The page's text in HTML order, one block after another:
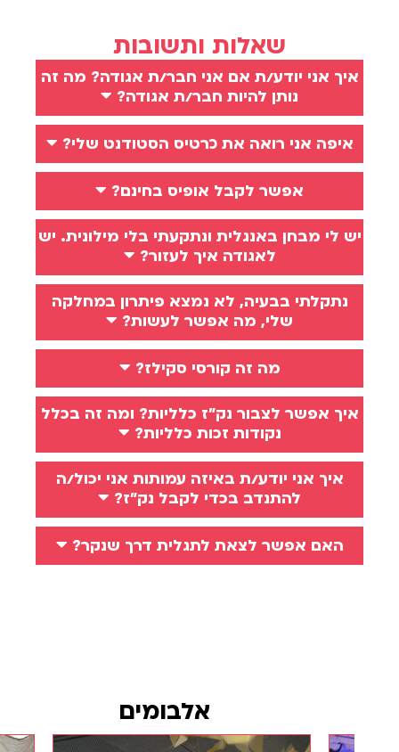
שאלות ותשובות
איך אני יודע/ת אם אני חבר/ת אגודה? מה זה
נותן להיות חבר/ת אגודה?
איפה אני רואה את כרטיס הסטודנט שלי?
אפשר לקבל אופיס בחינם?
יש לי מבחן באנגלית ונתקעתי בלי מילונית. יש
לאגודה איך לעזור?
נתקלתי בבעיה, לא נמצא פיתרון במחלקה
שלי, מה אפשר לעשות?
מה זה קורסי סקילז?
איך אפשר לצבור נק״ז כלליות? ומה זה בכלל
נקודות זכות כלליות?
איך אני יודע/ת באיזה עמותות אני יכול/ה
להתנדב בכדי לקבל נק״ז?
האם אפשר לצאת לתגלית דרך שנקר?
אלבומים